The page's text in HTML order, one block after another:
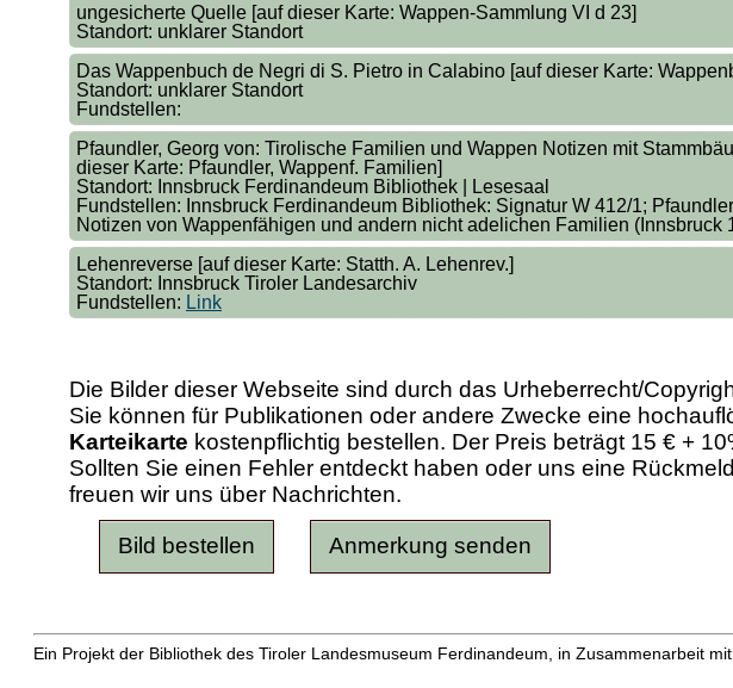
ungesicherte Quelle [auf dieser Karte: Wappen-Sammlung VI d 23]
Standort: unklarer Standort
Das Wappenbuch de Negri di S. Pietro in Calabino [auf dieser Karte:
Standort: unklarer Standort
Fundstellen:
Pfaundler, Georg von: Tirolische Familien und Wappen Notizen mit
dieser Karte: Pfaundler, Wappenf. Familien]
Standort: Innsbruck Ferdinandeum Bibliothek | Lesesaal
Fundstellen: Innsbruck Ferdinandeum Bibliothek: Signatur W 412/1;
Notizen von Wappenfähigen und andern nicht adelichen Familien (Innsbruck
Lehenreverse [auf dieser Karte: Statth. A. Lehenrev.]
Standort: Innsbruck Tiroler Landesarchiv
Fundstellen: Link
Die Bilder dieser Webseite sind durch das Urheberrecht/
Sie können für Publikationen oder andere Zwecke eine
Karteikarte kostenpflichtig bestellen. Der Preis beträgt 15 € +
Sollten Sie einen Fehler entdeckt haben oder uns eine
freuen wir uns über Nachrichten.
Ein Projekt der Bibliothek des Tiroler Landesmuseum Ferdinandeum, in Zusammenarbeit